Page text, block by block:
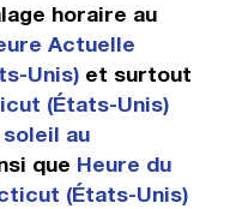
horaire au
Actuelle
Unis)et surtout
(États-Unis)
au
que Heure du
(États-Unis)